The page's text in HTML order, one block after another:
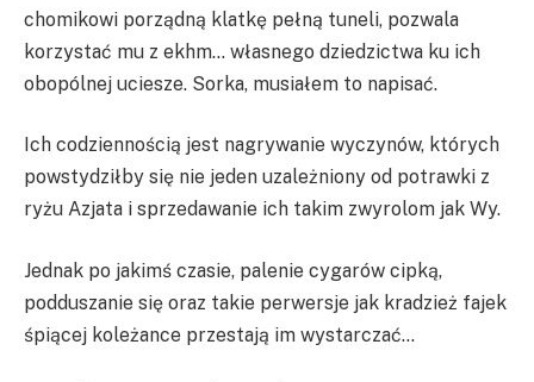
chomikowi porządną klatkę pełną tuneli, pozwala
korzystać mu z ekhm… własnego dziedzictwa ku ich
obopólnej uciesze. Sorka, musiałem to napisać.
Ich codziennością jest nagrywanie wyczynów, których
powstydziłby się nie jeden uzależniony od potrawki z
ryżu Azjata i sprzedawanie ich takim zwyrolom jak Wy.
Jednak po jakimś czasie, palenie cygarów cipką,
podduszanie się oraz takie perwersje jak kradzież fajek
śpiącej koleżance przestają im wystarczać…